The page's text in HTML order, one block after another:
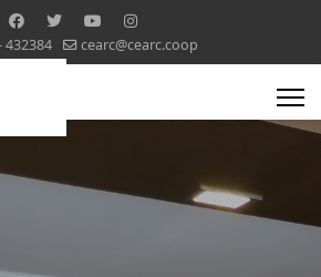
432384 cearc@cearc.coop